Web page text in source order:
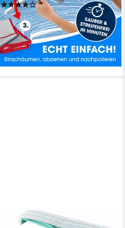
(22)
31,11 € UVP 69,99 €
-56%
lieferbar - in 2-3 Werktagen bei dir